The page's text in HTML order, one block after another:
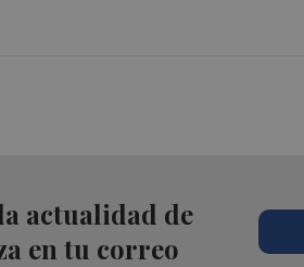
actualidad de
en tu correo